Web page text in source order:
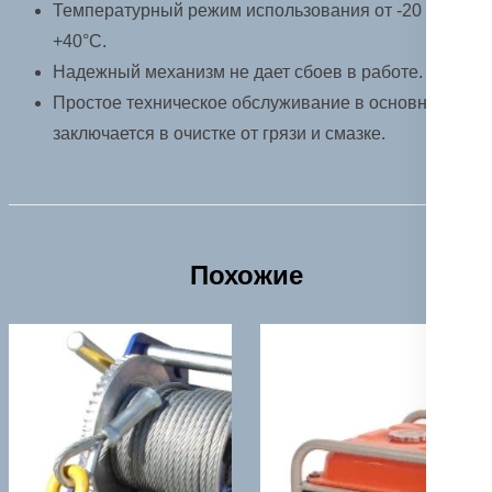
Температурный режим использования от -20 до
+40°C.
Надежный механизм не дает сбоев в работе.
Простое техническое обслуживание в основном
заключается в очистке от грязи и смазке.
Похожие